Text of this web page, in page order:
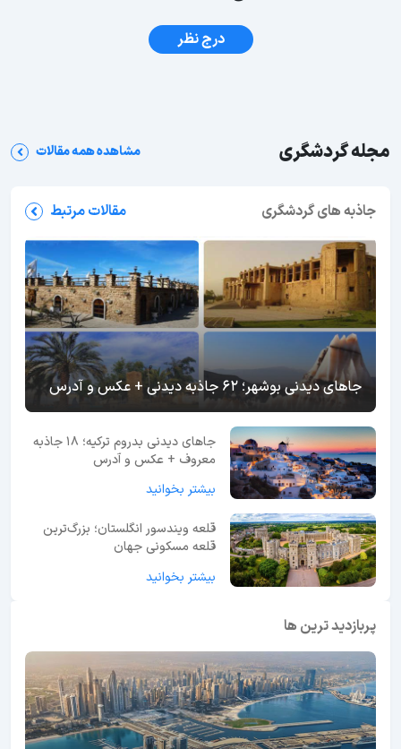
درج نظر
مجله گردشگری مشاهده همه مقالات
جاذبه های گردشگری مقالات مرتبط
جاهای دیدنی بوشهر؛ 62 جاذبه دیدنی + عکس و آدرس
جاهای دیدنی بدروم ترکیه؛ 18 جاذبه
معروف + عکس و آدرس
بیشتر بخوانید
قلعه ویندسور انگلستان؛ بزرگ‌ترین
قلعه مسکونی جهان
بیشتر بخوانید
پربازدید ترین ها